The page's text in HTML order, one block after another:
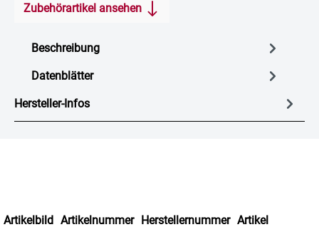
Zubehörartikel ansehen
Beschreibung
Datenblätter
Hersteller-Infos
Artikelbild Artikelnummer Herstellernummer Artikel